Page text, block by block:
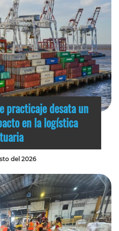
practicaje desata un
en la logística
del 2026